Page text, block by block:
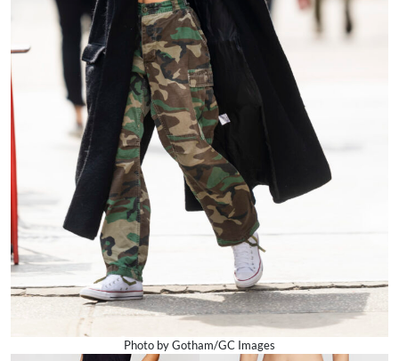
Photo by Gotham/GC Images